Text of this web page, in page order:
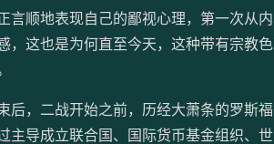
言顺地表现自己的鄙视心理，第一次从
，这也是为何直至今天，这种带有宗教
后，二战开始之前，历经大萧条的罗斯
主导成立联合国、国际货币基金组织、